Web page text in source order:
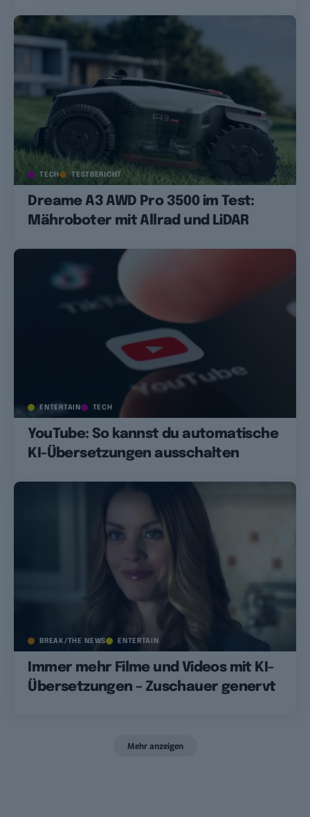
TECH TESTBERICHT
Dreame A3 AWD Pro 3500 im Test:
Mähroboter mit Allrad und LiDAR
ENTERTAIN TECH
YouTube: So kannst du automatische
KI-Übersetzungen ausschalten
BREAK/THE NEWS ENTERTAIN
Immer mehr Filme und Videos mit KI-
Übersetzungen – Zuschauer genervt
Mehr anzeigen